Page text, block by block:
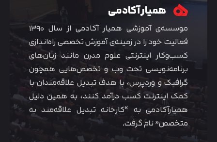
همیار آکادمی
موسسه‌ی آموزشی همیار آکادمی از سال ۱۳۹۰
فعالیت خود را در زمینه‌ی آموزش تخصصی راه‌اندازی
کسب‌و‌کار اینترنتی علوم مدرن مانند زبان‌های
برنامه‌نویسی تحت وب و تخصص‌هایی همچون
گرافیک و وردپرس، با هدف تبدیل علاقه‌مندان با
کمک اینترنت کسب درآمد کنند، به همین دلیل
همیارآکادمی به “کارخانه تبدیل علاقه‌مند به
متخصص” نام گرفت.